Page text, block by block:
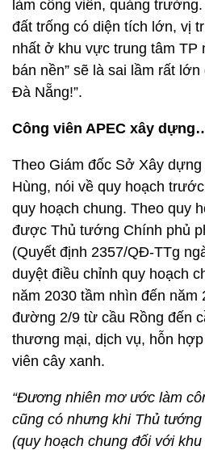
làm công viên, quảng
đất trống có diện tích lớn, vị
nhất ở khu vực trung tâm TP
bán nền” sẽ là sai lầm rất
Đà Nẵng!”.
Công viên APEC xây
Theo Giám đốc Sở Xây
Hùng, nói về quy hoạch
quy hoạch chung. Theo quy
được Thủ tướng Chính phủ
(Quyết định 2357/QĐ-TTg
duyệt điều chỉnh quy hoạch
năm 2030 tầm nhìn đến năm
đường 2/9 từ cầu Rồng đến
thương mại, dịch vụ, hỗn
viên cây xanh.
“Đương nhiên mơ ước làm
cũng có nhưng khi Thủ
(quy hoạch chung đối với